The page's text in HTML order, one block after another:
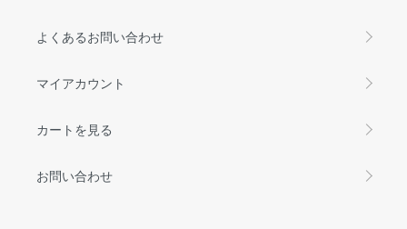
よくあるお問い合わせ
マイアカウント
カートを見る
お問い合わせ